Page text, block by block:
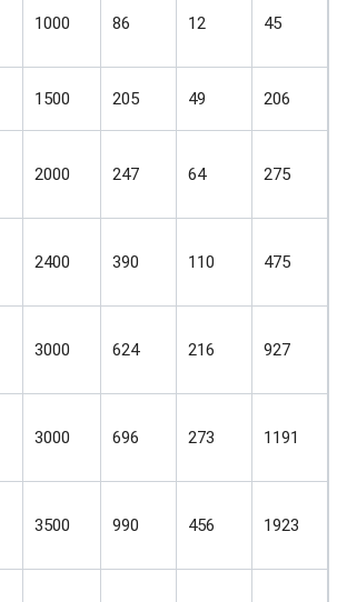
1000 86 12 45
1500 205 49 206
2000 247 64 275
2400 390 110 475
3000 624 216 927
3000 696 273 1191
3500 990 456 1923